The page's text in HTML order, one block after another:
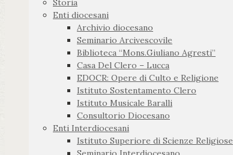
Storia
Enti diocesani
Archivio diocesano
Seminario Arcivescovile
Biblioteca “Mons.Giuliano Agresti”
Casa Del Clero – Lucca
EDOCR: Opere di Culto e Religione
Istituto Sostentamento Clero
Istituto Musicale Baralli
Consultorio Diocesano
Enti Interdiocesani
Istituto Superiore di Scienze Religiose